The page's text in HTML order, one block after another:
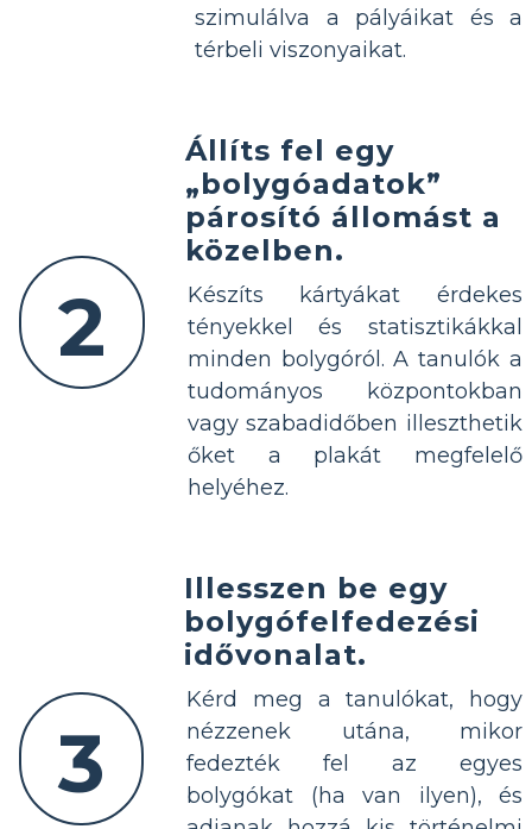
szimulálva a pályáikat és a
térbeli viszonyaikat.
2
Állíts fel egy
„bolygóadatok”
párosító állomást a
közelben.
Készíts kártyákat érdekes
tényekkel és statisztikákkal
minden bolygóról. A tanulók a
tudományos központokban
vagy szabadidőben illeszthetik
őket a plakát megfelelő
helyéhez.
3
Illesszen be egy
bolygófelfedezési
idővonalat.
Kérd meg a tanulókat, hogy
nézzenek utána, mikor
fedezték fel az egyes
bolygókat (ha van ilyen), és